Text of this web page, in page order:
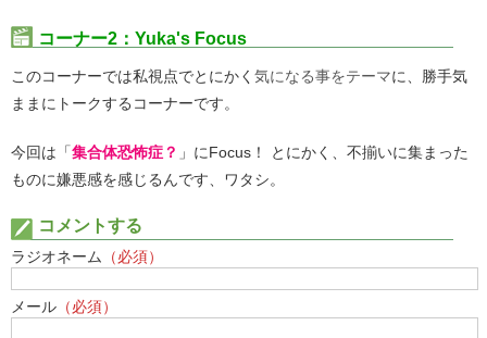
コーナー2：Yuka's Focus
このコーナーでは私視点でとにかく 気になる事︎をテーマに、勝手気
ままにトークするコーナーです。
今回は「集合体恐怖症？ 」にFocus！ とにかく、不揃いに集まった
ものに嫌悪感を感じるんです、ワタシ。
コメントする
ラジオネーム （必須）
メール （必須）